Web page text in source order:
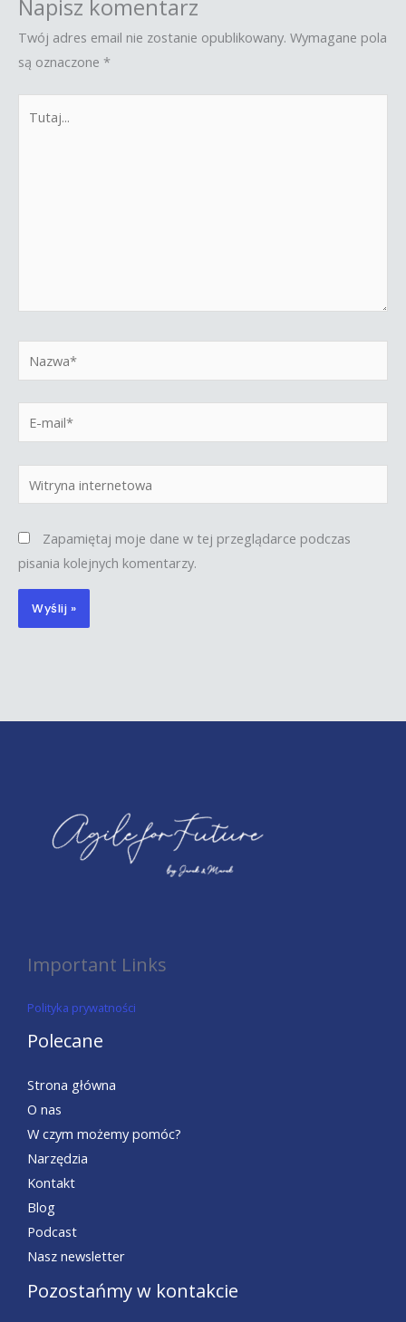
Napisz komentarz
Twój adres email nie zostanie opublikowany. Wymagane pola
są oznaczone *
mail*
internetowa
Zapamiętaj moje dane w tej przeglądarce podczas
pisania kolejnych komentarzy.
Important Links
Polityka prywatności
Polecane
Strona główna
O nas
W czym możemy pomóc?
Narzędzia
Kontakt
Blog
Podcast
Nasz newsletter
Pozostańmy w kontakcie